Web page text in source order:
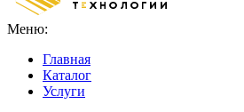
Меню:
Главная
Каталог
Услуги